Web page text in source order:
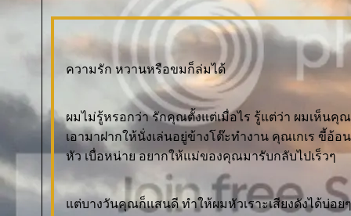
ความรัก หวานหรือขมก็ล่มได้
ผมไม่รู้หรอกว่า รักคุณตั้งแต่เมื่อไร รู้แต่ว่า ผมเห็นคุ
เอามาฝากให้นั่งเล่นอยู่ข้างโต๊ะทำงาน คุณเกเร ขี้อ้
หัว เบื่อหน่าย อยากให้แม่ของคุณมารับกลับไปเร็วๆ
ต่บางวันคุณก็แสนดี ทำให้ผมหัวเราะเสียงดังได้บ่อ